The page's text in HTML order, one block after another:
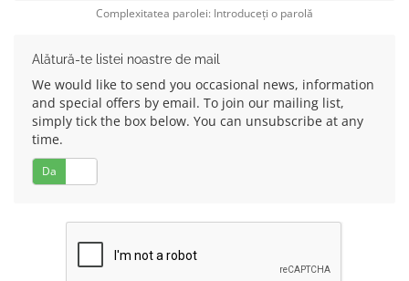
Complexitatea parolei: Introduceți o parolă
Alătură-te listei noastre de mail
We would like to send you occasional news, information
and special offers by email. To join our mailing list,
simply tick the box below. You can unsubscribe at any
time.
Da